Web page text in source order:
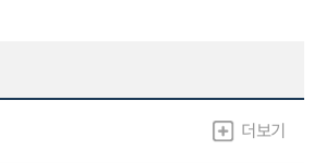
더보기